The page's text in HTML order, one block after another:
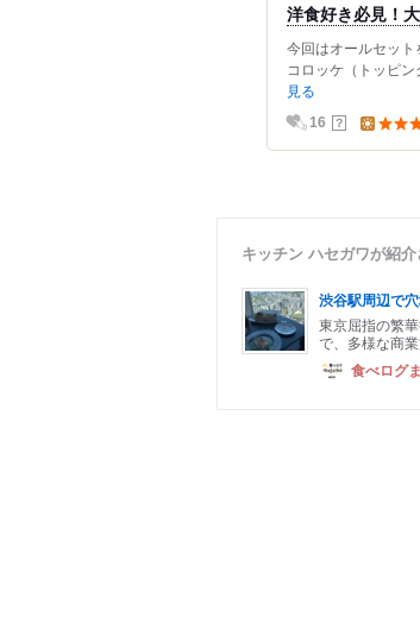
洋食好き必見！
今回はオールセッ
コロッケ（トッピ
見る
16 ？
キッチン ハセガワが紹
渋谷駅周辺で
東京屈指の繁
で、多様な商
食べログ